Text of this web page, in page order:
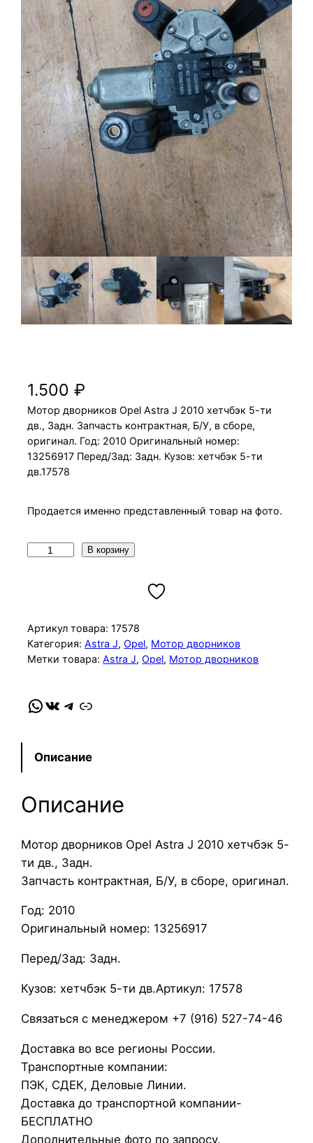
1.500₽
Мотор дворников Opel Astra J 2010 хетчбэк 5-ти
дв., Задн. Запчасть контрактная, Б/У, в сборе,
оригинал. Год: 2010 Оригинальный номер:
13256917 Перед/Зад: Задн. Кузов: хетчбэк 5-ти
дв.17578
Продается именно представленный товар на фото.
ч
е
с
в
о
р
М
о
т
р
д
в
р
и
к
о
в
O
p
e
В корзину
Артикул товара: 17578
Категория:Astra J, Opel, Мотор дворников
Метки товара:Astra J, Opel, Мотор дворников
WhatsApp VK Telegram Link
Описание
Описание
Мотор дворников Opel Astra J 2010 хетчбэк 5-
ти дв., Задн.
Запчасть контрактная, Б/У, в сборе, оригинал.
Год: 2010
Оригинальный номер: 13256917
Перед/Зад: Задн.
Кузов: хетчбэк 5-ти дв.Артикул: 17578
Связаться с менеджером +7 (916) 527-74-46
Доставка во все регионы России.
Транспортные компании:
ПЭК, СДЕК, Деловые Линии.
Доставка до транспортной компании-
БЕСПЛАТНО
Дополнительные фото по запросу.